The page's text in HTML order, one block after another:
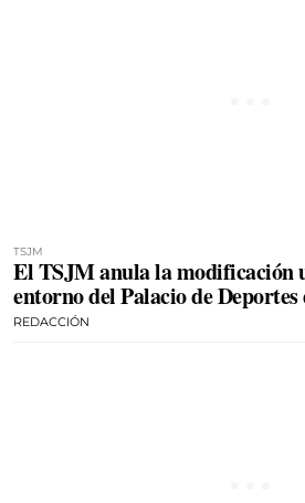
TSJM
El TSJM anula la modificación
entorno del Palacio de
REDACCIÓN